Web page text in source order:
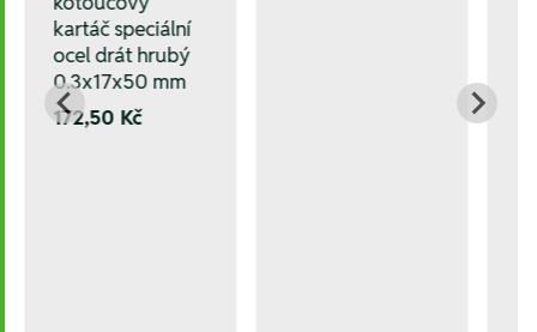
kartáč speciální
ocel drát hrubý
0.3x17x50 mm
172,50 Kč